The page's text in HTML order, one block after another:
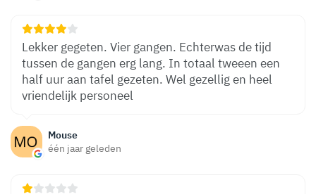
Mouse
één jaar geleden
Lekker gegeten. Vier gangen. Echterwas de tijd
tussen de gangen erg lang. In totaal tweeen een
half uur aan tafel gezeten. Wel gezellig en heel
vriendelijk personeel